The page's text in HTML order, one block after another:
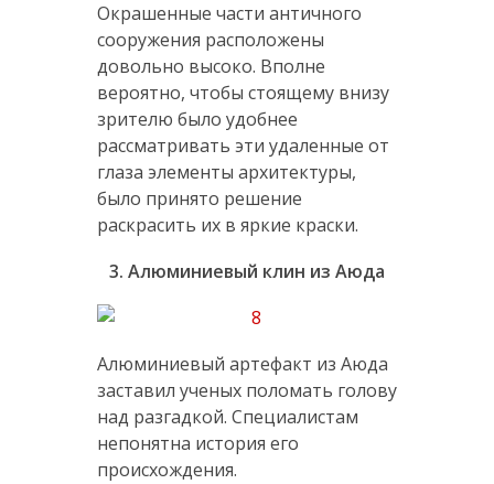
Окрашенные части античного
сооружения расположены
довольно высоко. Вполне
вероятно, чтобы стоящему внизу
зрителю было удобнее
рассматривать эти удаленные от
глаза элементы архитектуры,
было принято решение
раскрасить их в яркие краски.
3. Алюминиевый клин из Аюда
Алюминиевый артефакт из Аюда
заставил ученых поломать голову
над разгадкой. Специалистам
непонятна история его
происхождения.